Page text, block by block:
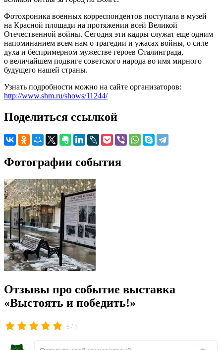
Фотохроника военных корреспондентов поступала в музей
на Красной площади на протяжении всей Великой
Отечественной войны. Сегодня эти кадры служат еще одним
напоминанием всем нам о трагедии и ужасах войны, о силе
духа и беспримерном мужестве героев Сталинграда,
о величайшем подвиге советского народа во имя мирного
будущего нашей страны.
Узнать подробности можно на сайте организаторов:
http://www.shm.ru/shows/11244/
Поделиться ссылкой
Фотографии события
Отзывы про событие выставка
«Выстоять и победить!»
5 / 1